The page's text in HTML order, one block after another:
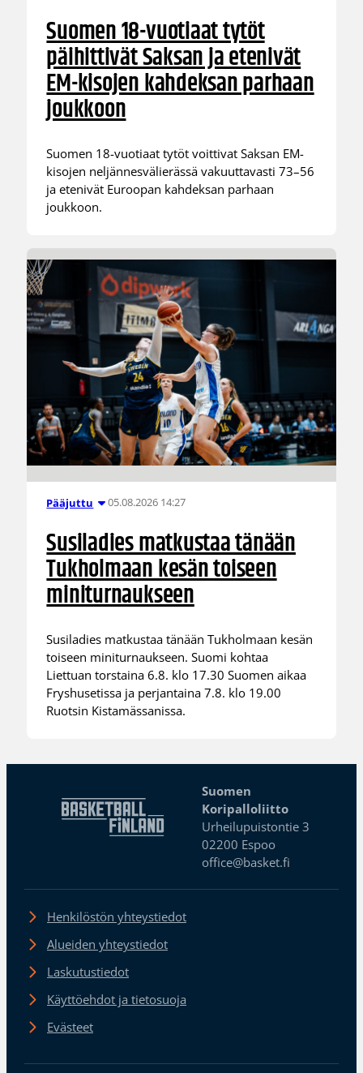
Suomen 18-vuotiaat tytöt
päihittivät Saksan ja etenivät
EM-kisojen kahdeksan parhaan
joukkoon
Suomen 18-vuotiaat tytöt voittivat Saksan EM-
kisojen neljännesvälierässä vakuuttavasti 73–56
ja etenivät Euroopan kahdeksan parhaan
joukkoon.
Pääjuttu 05.08.2026 14:27
Susiladies matkustaa tänään
Tukholmaan kesän toiseen
miniturnaukseen
Susiladies matkustaa tänään Tukholmaan kesän
toiseen miniturnaukseen. Suomi kohtaa
Liettuan torstaina 6.8. klo 17.30 Suomen aikaa
Fryshusetissa ja perjantaina 7.8. klo 19.00
Ruotsin Kistamässanissa.
Suomen
Koripalloliitto
Urheilupuistontie 3
02200 Espoo
office@basket.fi
Henkilöstön yhteystiedot
Alueiden yhteystiedot
Laskutustiedot
Käyttöehdot ja tietosuoja
Evästeet